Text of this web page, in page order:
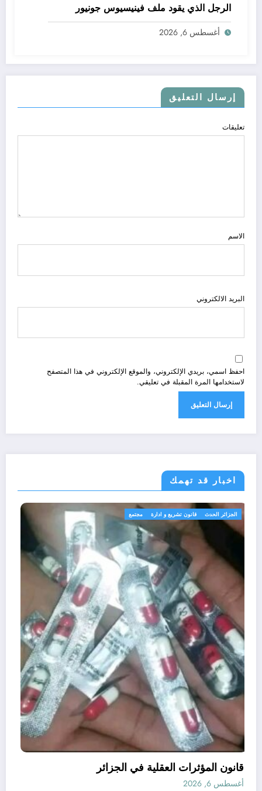
الرجل الذي يقود ملف فينيسيوس جونيور
أغسطس 6, 2026
إرسال التعليق
تعليقات
الاسم
البريد الالكتروني
احفظ اسمي، بريدي الإلكتروني، والموقع الإلكتروني في هذا المتصفح
لاستخدامها المرة المقبلة في تعليقي.
اخبار قد تهمك
الجزائر الحدث قانون تشريع و ادارة
قانون المؤثرات العقلية في الجزائر